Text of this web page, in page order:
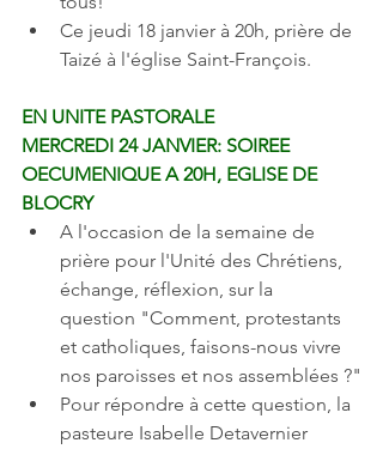
Ce jeudi 18 janvier à 20h, prière de
Taizé à l'église Saint-François.
EN UNITE PASTORALE
MERCREDI 24 JANVIER: SOIREE
OECUMENIQUE A 20H, EGLISE DE
BLOCRY
A l'occasion de la semaine de
prière pour l'Unité des Chrétiens,
échange, réflexion, sur la
question "Comment, protestants
et catholiques, faisons-nous vivre
nos paroisses et nos assemblées ?"
Pour répondre à cette question, la
pasteure Isabelle Detavernier